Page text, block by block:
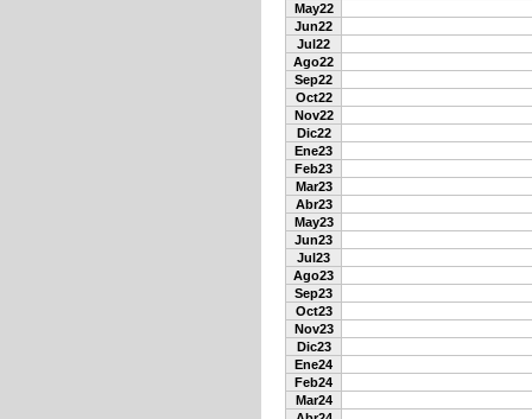
May22
Jun22
Jul22
Ago22
Sep22
Oct22
Nov22
Dic22
Ene23
Feb23
Mar23
Abr23
May23
Jun23
Jul23
Ago23
Sep23
Oct23
Nov23
Dic23
Ene24
Feb24
Mar24